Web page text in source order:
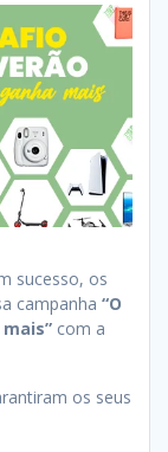
sucesso, os
campanha “O
com a
os seus